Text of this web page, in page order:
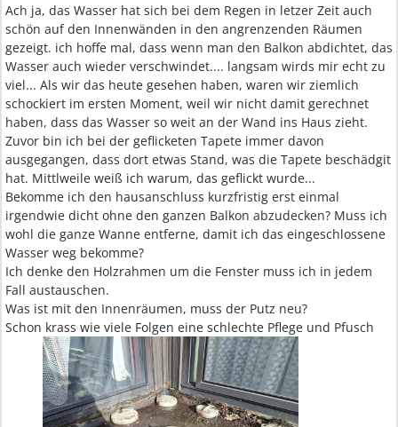
Ach ja, das Wasser hat sich bei dem Regen in letzer Zeit auch
schön auf den Innenwänden in den angrenzenden Räumen
gezeigt. ich hoffe mal, dass wenn man den Balkon abdichtet, das
Wasser auch wieder verschwindet.... langsam wirds mir echt zu
viel... Als wir das heute gesehen haben, waren wir ziemlich
schockiert im ersten Moment, weil wir nicht damit gerechnet
haben, dass das Wasser so weit an der Wand ins Haus zieht.
Zuvor bin ich bei der geflicketen Tapete immer davon
ausgegangen, dass dort etwas Stand, was die Tapete beschädgit
hat. Mittlweile weiß ich warum, das geflickt wurde...
Bekomme ich den hausanschluss kurzfristig erst einmal
irgendwie dicht ohne den ganzen Balkon abzudecken? Muss ich
wohl die ganze Wanne entferne, damit ich das eingeschlossene
Wasser weg bekomme?
Ich denke den Holzrahmen um die Fenster muss ich in jedem
Fall austauschen.
Was ist mit den Innenräumen, muss der Putz neu?
Schon krass wie viele Folgen eine schlechte Pflege und Pfusch